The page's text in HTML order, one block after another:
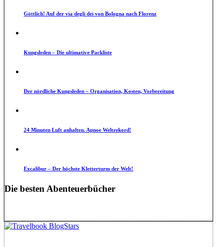
Göttlich! Auf der via degli dei von Bologna nach Florenz
Kungsleden – Die ultimative Packliste
Der nördliche Kungsleden – Organisation, Kosten, Vorbereitung
24 Minuten Luft anhalten. Apnoe Weltrekord!
Excalibur – Der höchste Kletterturm der Welt!
Die besten Abenteuerbücher